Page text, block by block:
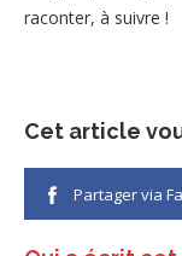
raconter, à suivre !
Cet article
Partager via